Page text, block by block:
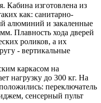
Кабина изготовлена из
как: санитарно-
алюминий и закаленные
Плавность хода дверей
роликов, а их
- вертикальные
каркасом на
нагрузку до 300 кг. На
переключатель
сенсерный пульт